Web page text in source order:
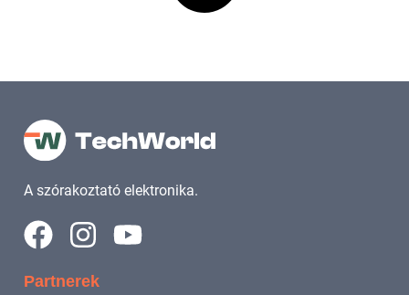
A szórakoztató elektronika.
Partnerek